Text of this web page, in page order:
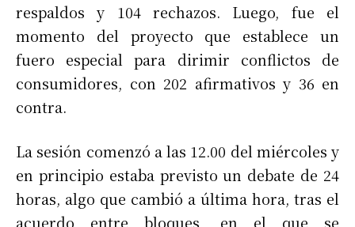
respaldos y 104 rechazos. Luego, fue el
momento del proyecto que establece un
fuero especial para dirimir conflictos de
consumidores, con 202 afirmativos y 36 en
contra.
La sesión comenzó a las 12.00 del miércoles y
en principio estaba previsto un debate de 24
horas, algo que cambió a última hora, tras el
acuerdo entre bloques, en el que se